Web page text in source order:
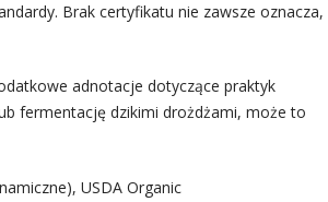
Brak certyfikatu nie zawsze oznacza,
adnotacje dotyczące praktyk
fermentację dzikimi drożdżami, może to
USDA Organic